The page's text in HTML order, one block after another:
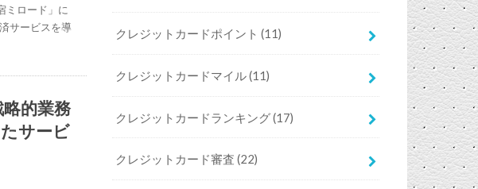
ミロード」に
サービスを導
略的業務
サービ
クレジットカードポイント(11)
クレジットカードマイル(11)
クレジットカードランキング(17)
クレジットカード審査(22)